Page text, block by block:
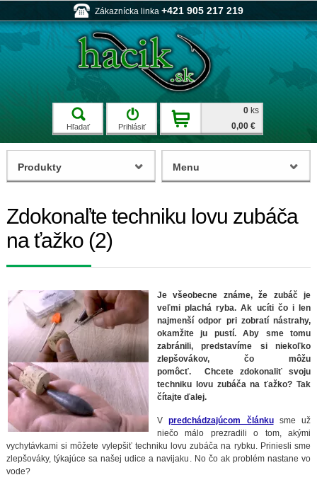
Zákaznícka linka +421 905 217 219
Hľadať Prihlásiť
0 ks
0,00 €
Zdokonaľte techniku lovu zubáča
na ťažko (2)
Je všeobecne známe, že zubáč je
veľmi plachá ryba. Ak ucíti čo i len
najmenší odpor pri zobratí nástrahy,
okamžite ju pustí. Aby sme tomu
zabránili, predstavíme si niekoľko
zlepšovákov, čo môžu
pomôcť. Chcete zdokonaliť svoju
techniku lovu zubáča na ťažko? Tak
čítajte ďalej.
Vpredchádzajúcom článkusme už
niečo málo prezradili o tom, akými
vychytávkami si môžete vylepšiť techniku lovu zubáča na rybku. Priniesli sme
zlepšováky, týkajúce sa našej udice a navijaku. No čo ak problém nastane vo
vode?
Produkty Menu